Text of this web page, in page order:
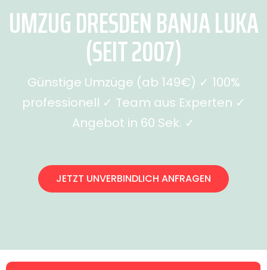
UMZUG DRESDEN BANJA LUKA
(SEIT 2007)
Günstige Umzüge (ab 149€) ✓ 100%
professionell ✓ Team aus Experten ✓
Angebot in 60 Sek. ✓
JETZT UNVERBINDLICH ANFRAGEN